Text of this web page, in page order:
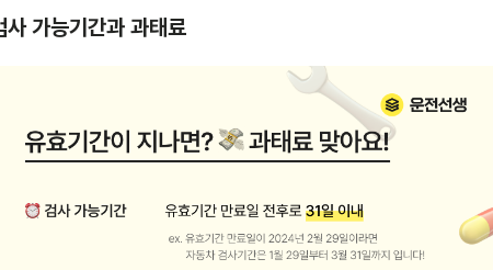
사 가능기간과 과태료